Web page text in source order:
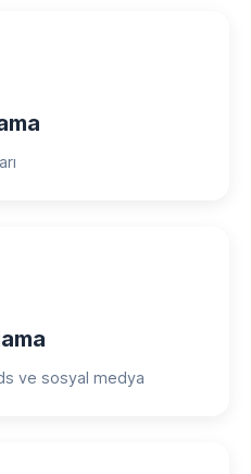
ve sosyal medya